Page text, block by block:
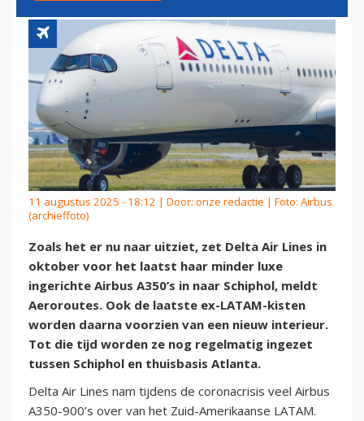
11 augustus 2025 - 18:12 | Door: onze redactie | Foto: Airbus
(archieffoto)
Zoals het er nu naar uitziet, zet Delta Air Lines in
oktober voor het laatst haar minder luxe
ingerichte Airbus A350’s in naar Schiphol, meldt
Aeroroutes. Ook de laatste ex-LATAM-kisten
worden daarna voorzien van een nieuw interieur.
Tot die tijd worden ze nog regelmatig ingezet
tussen Schiphol en thuisbasis Atlanta.
Delta Air Lines nam tijdens de coronacrisis veel Airbus
A350-900’s over van het Zuid-Amerikaanse LATAM.